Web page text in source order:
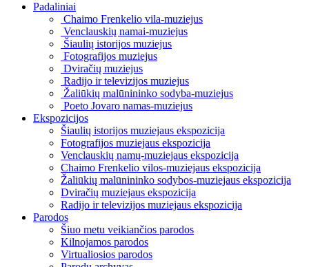
Padaliniai
Chaimo Frenkelio vila-muziejus
Venclauskių namai-muziejus
Šiaulių istorijos muziejus
Fotografijos muziejus
Dviračių muziejus
Radijo ir televizijos muziejus
Žaliūkių malūnininko sodyba-muziejus
Poeto Jovaro namas-muziejus
Ekspozicijos
Šiaulių istorijos muziejaus ekspozicija
Fotografijos muziejaus ekspozicija
Venclauskių namų-muziejaus ekspozicija
Chaimo Frenkelio vilos-muziejaus ekspozicija
Žaliūkių malūnininko sodybos-muziejaus ekspozicija
Dviračių muziejaus ekspozicija
Radijo ir televizijos muziejaus ekspozicija
Parodos
Šiuo metu veikiančios parodos
Kilnojamos parodos
Virtualiosios parodos